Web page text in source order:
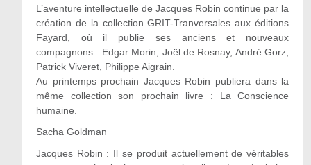
L’aventure intellectuelle de Jacques Robin continue par la
création de la collection GRIT-Tranversales aux éditions
Fayard, où il publie ses anciens et nouveaux
compagnons : Edgar Morin, Joël de Rosnay, André Gorz,
Patrick Viveret, Philippe Aigrain.
Au printemps prochain Jacques Robin publiera dans la
même collection son prochain livre : La Conscience
humaine.
Sacha Goldman
Jacques Robin : Il se produit actuellement de véritables